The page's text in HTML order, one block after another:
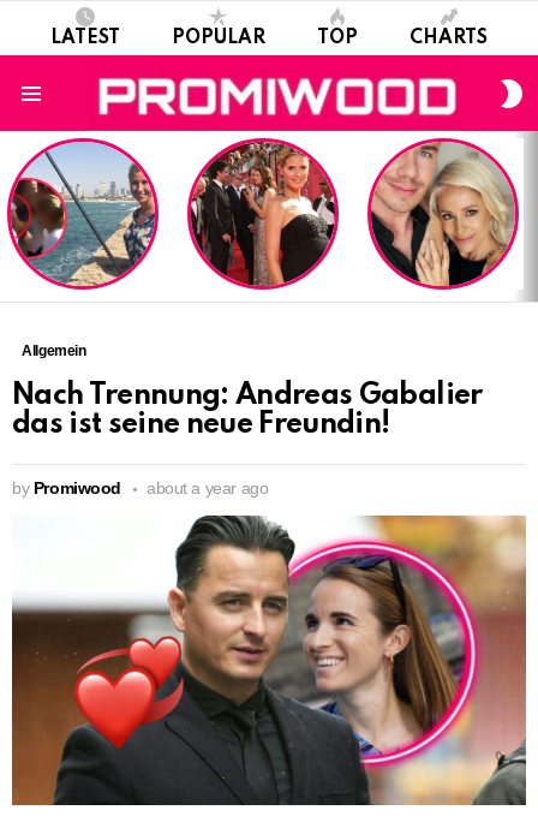
LATEST POPULAR TOP CHARTS
LATEST
STORIES
Allgemein
Nach Trennung: Andreas Gabalier
das ist seine neue Freundin!
by Promiwood about a year ago